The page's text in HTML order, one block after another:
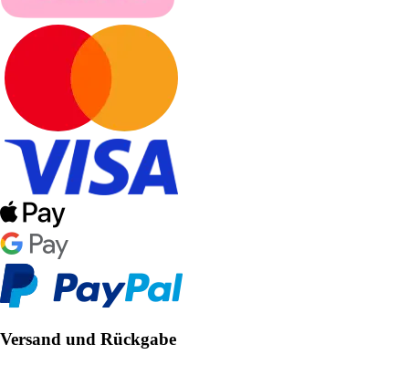
Versand und Rückgabe